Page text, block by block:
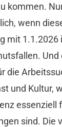
kommen.
wenn
mit 1.1.2026
Und
die
und Kultur,
essenziell
sind. Die